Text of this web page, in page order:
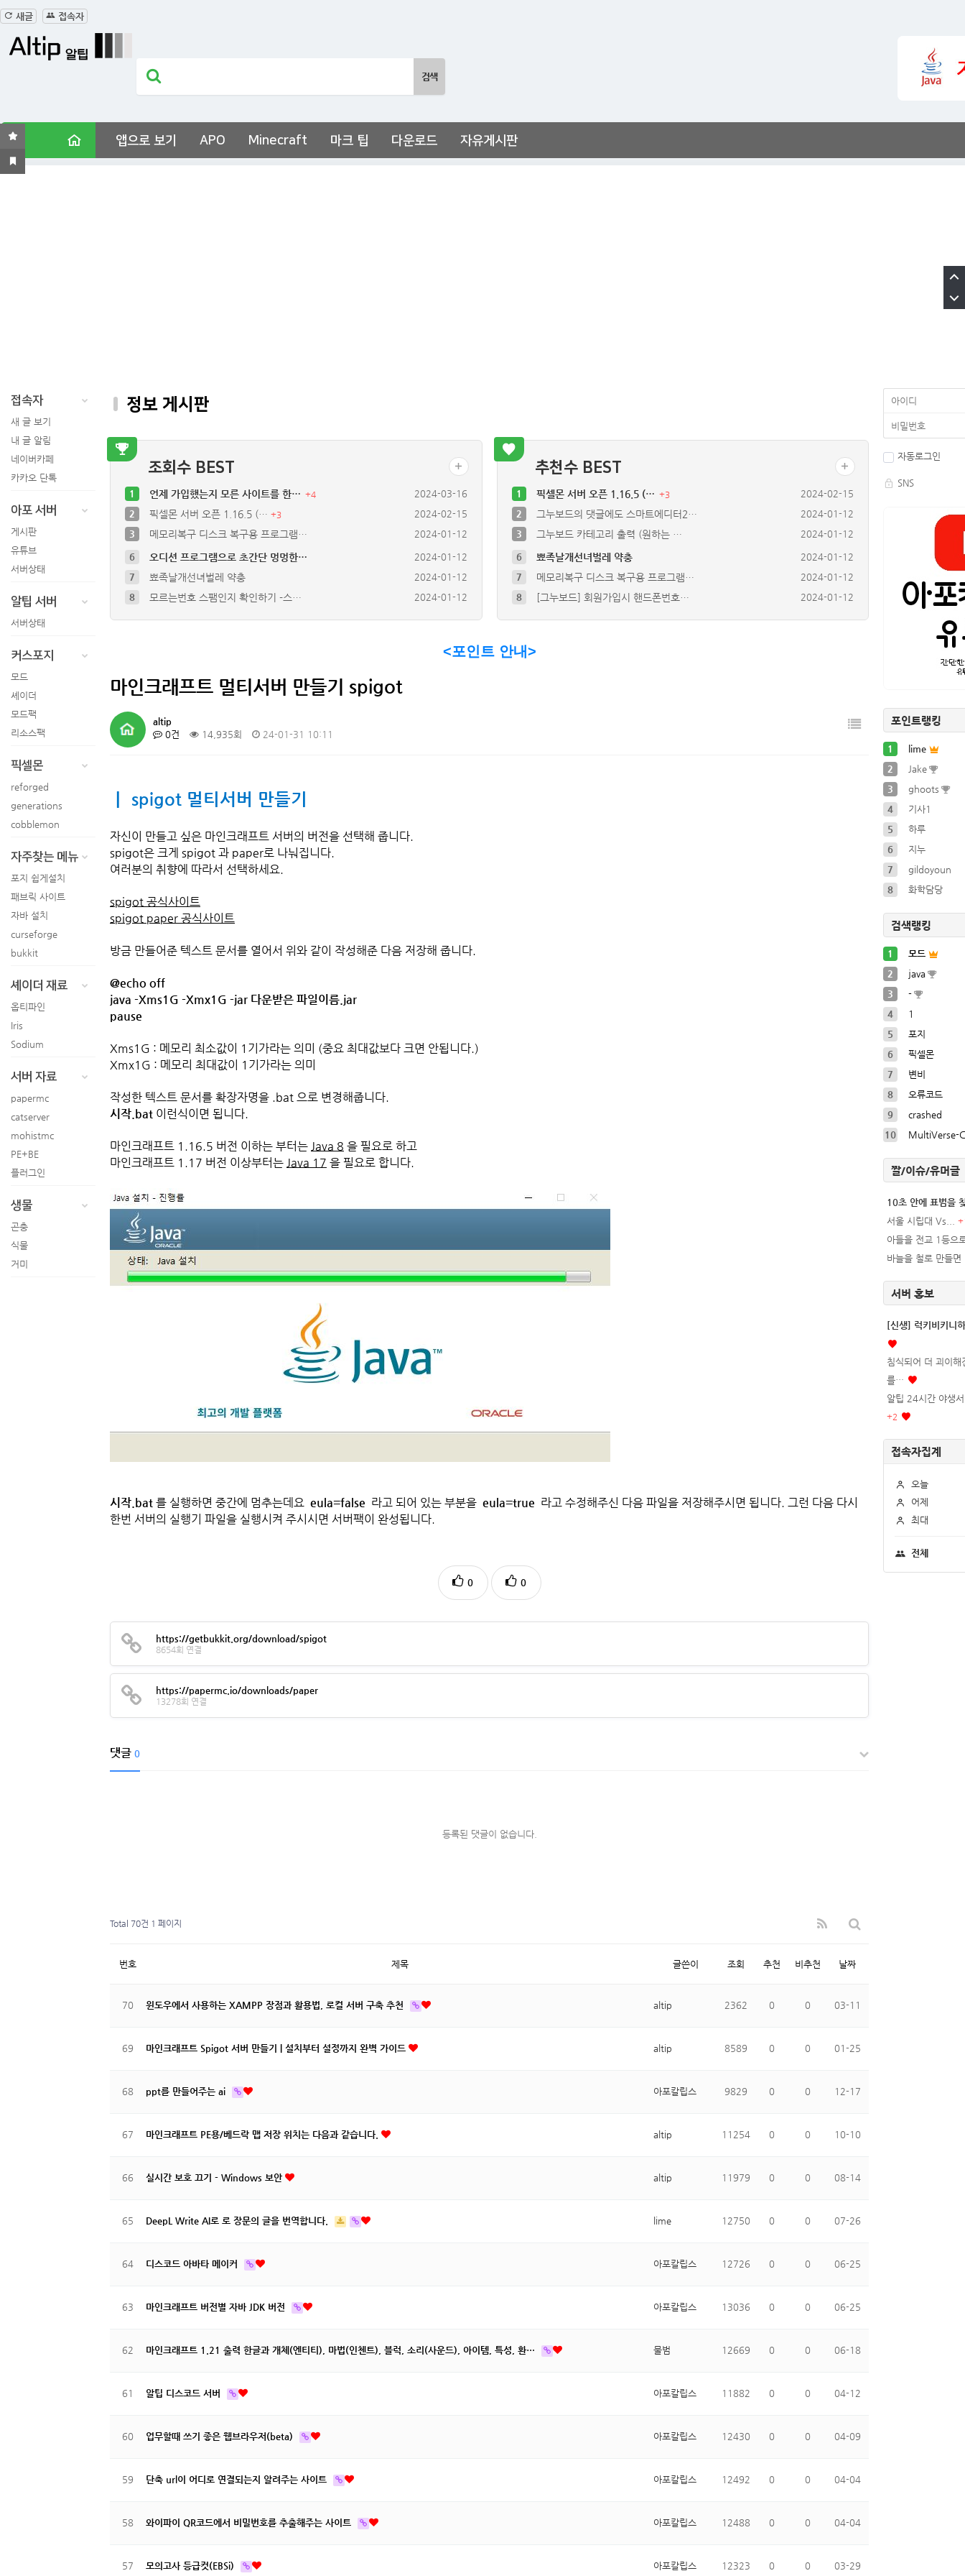
새글 접속자
앱으로 보기 APO Minecraft 마크 팁 다운로드 자유게시판
접속자
새 글 보기
내 글 알림
네이버카페
카카오 단톡
아포 서버
게시판
유튜브
서버상태
알팁 서버
서버상태
커스포지
모드
셰이더
모드팩
리소스팩
픽셀몬
reforged
generations
cobblemon
자주찾는 메뉴
포지 쉽게설치
패브릭 사이트
자바 설치
curseforge
bukkit
셰이더 재료
옵티파인
Iris
Sodium
서버 자료
papermc
catserver
mohistmc
PE+BE
플러그인
생물
곤충
식물
거미
정보 게시판
조회수 BEST
6 오디션 프로그램으로 초간단 멍멍한…
2024-01-12
7
뾰족날개선녀벌레 약충
2024-01-12
8
모르는번호 스팸인지 확인하기 -스…
2024-01-12
2024-01-12
5
오디션 프로그램으로 초간단 파열음…
1 언제 가입했는지 모른 사이트를 한… +4
2024-03-16
2
픽셀몬 서버 오픈 1.16.5 (… +3
2024-02-15
3
메모리복구 디스크 복구용 프로그램… 2024-01-12
추천수 BEST
6 뾰족날개선녀벌레 약충
2024-01-12
7
메모리복구 디스크 복구용 프로그램…
2024-01-12
8
[그누보드] 회원가입시 핸드폰번호…
2024-01-12
4
1 픽셀몬 서버 오픈 1.16.5 (… +3
2024-02-15
2
그누보드의 댓글에도 스마트에디터2…
2024-01-12
3
그누보드 카테고리 출력 (원하는 … 2024-01-12
<포인트 안내>
마인크래프트 멀티서버 만들기 spigot
altip
0건
14,935회 24-01-31 10:11
ㅣ spigot 멀티서버 만들기
자신이 만들고 싶은 마인크래프트 서버의 버전을 선택해 줍니다.
spigot은 크게 spigot 과 paper로 나눠집니다.
여러분의 취향에 따라서 선택하세요.
spigot 공식사이트
spigot paper 공식사이트
방금 만들어준 텍스트 문서를 열어서 위와 같이 작성해준 다음 저장해 줍니다.
@echo off
java -Xms1G -Xmx1G -jar 다운받은 파일이름.jar
pause
Xms1G : 메모리 최소값이 1기가라는 의미 (중요 최대값보다 크면 안됩니다.)
Xmx1G : 메모리 최대값이 1기가라는 의미
작성한 텍스트 문서를 확장자명을 .bat 으로 변경해줍니다.
시작.bat 이런식이면 됩니다.
마인크래프트 1.16.5 버전 이하는 부터는 Java 8 을 필요로 하고
마인크래프트 1.17 버전 이상부터는 Java 17 을 필요로 합니다.
시작.bat 를 실행하면 중간에 멈추는데요 eula=false 라고 되어 있는 부분을 eula=true 라고 수정해주신 다음 파일을 저장해주시면 됩니다. 그런 다음 다시
한번 서버의 실행기 파일을 실행시켜 주시시면 서버팩이 완성됩니다.
0 0
https://getbukkit.org/download/spigot
8654회 연결
https://papermc.io/downloads/paper
13278회 연결
댓글 0
등록된 댓글이 없습니다.
Total 70건 1 페이지
번호 제목 글쓴이 조회 추천 비추천 날짜
70 윈도우에서 사용하는 XAMPP 장점과 활용법, 로컬 서버 구축 추천 altip 2362 0 0 03-11
69 마인크래프트 Spigot 서버 만들기 | 설치부터 설정까지 완벽 가이드 altip 8589 0 0 01-25
68 ppt를 만들어주는 ai 아포칼립스 9829 0 0 12-17
67 마인크래프트 PE용/베드락 맵 저장 위치는 다음과 같습니다. altip 11254 0 0 10-10
66 실시간 보호 끄기 - Windows 보안 altip 11979 0 0 08-14
65 DeepL Write AI로 로 장문의 글을 번역합니다. lime 12750 0 0 07-26
64 디스코드 아바타 메이커 아포칼립스 12726 0 0 06-25
63 마인크래프트 버전별 자바 JDK 버전 아포칼립스 13036 0 0 06-25
62 마인크래프트 1.21 출력 한글과 개체(엔티티), 마법(인첸트), 블럭, 소리(사운드), 아이템, 특성, 환… 물범 12669 0 0 06-18
61 알팁 디스코드 서버 아포칼립스 11882 0 0 04-12
60 업무할때 쓰기 좋은 웹브라우저(beta) 아포칼립스 12430 0 0 04-09
59 단축 url이 어디로 연결되는지 알려주는 사이트 아포칼립스 12492 0 0 04-04
58 와이파이 QR코드에서 비밀번호를 추출해주는 사이트 아포칼립스 12488 0 0 04-04
57 모의고사 등급컷(EBSi) 아포칼립스 12323 0 0 03-29
자동로그인
SNS
포인트랭킹
1
lime
2
Jake
3
ghoots
4
기사1
5
하루
6
지누
7
gildoyoun
8
화학담당
검색랭킹
1
모드
2
java
3
-
4
1
5
포지
6
픽셀몬
7
변비
8
오류코드
9
crashed
10
MultiVerse-
짤/이슈/유머글
10초 안에 표범을
서울 시립대 Vs...
+
아들을 전교 1등으
바늘을 철로 만들면
서버 홍보
[신생] 럭키비키니
침식되어 더 괴이
를…
알팁 24시간 야생
+2
접속자집계
오늘
어제
최대
전체